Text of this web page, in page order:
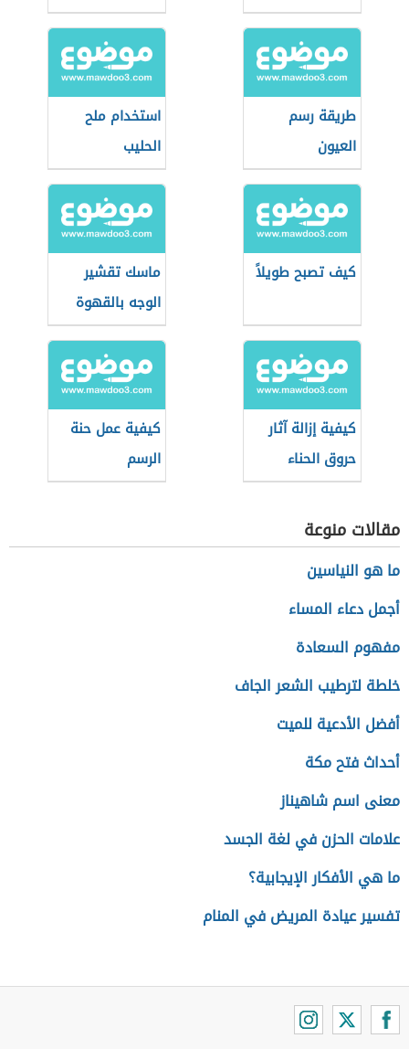
طريقة رسم
العيون
استخدام ملح
الحليب
كيف تصبح طويلاً
ماسك تقشير
الوجه بالقهوة
كيفية إزالة آثار
حروق الحناء
كيفية عمل حنة
الرسم
مقالات منوعة
ما هو النياسين
أجمل دعاء المساء
مفهوم السعادة
خلطة لترطيب الشعر الجاف
أفضل الأدعية للميت
أحداث فتح مكة
معنى اسم شاهيناز
علامات الحزن في لغة الجسد
ما هي الأفكار الإيجابية؟
تفسير عيادة المريض في المنام